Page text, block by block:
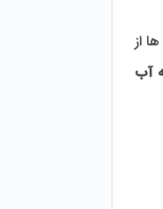
برای محافظت از فیلترها و اطمینان از عملکرد صحیح دستگاه تصفیه طراحی شده اند. این هوزینگ ها از
آب